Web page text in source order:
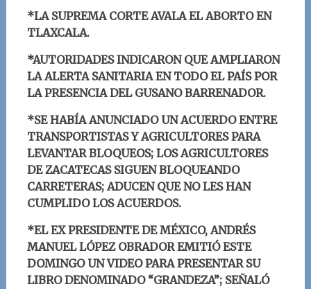
*LA SUPREMA CORTE AVALA EL ABORTO EN
TLAXCALA.
*AUTORIDADES INDICARON QUE AMPLIARON
LA ALERTA SANITARIA EN TODO EL PAÍS POR
LA PRESENCIA DEL GUSANO BARRENADOR.
*SE HABÍA ANUNCIADO UN ACUERDO ENTRE
TRANSPORTISTAS Y AGRICULTORES PARA
LEVANTAR BLOQUEOS; LOS AGRICULTORES
DE ZACATECAS SIGUEN BLOQUEANDO
CARRETERAS; ADUCEN QUE NO LES HAN
CUMPLIDO LOS ACUERDOS.
*EL EX PRESIDENTE DE MÉXICO, ANDRÉS
MANUEL LÓPEZ OBRADOR EMITIÓ ESTE
DOMINGO UN VIDEO PARA PRESENTAR SU
LIBRO DENOMINADO “GRANDEZA”; SEÑALÓ